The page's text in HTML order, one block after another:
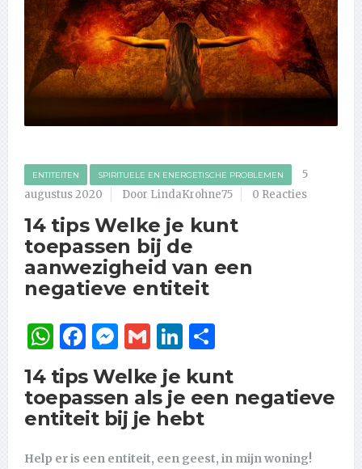
ENTITEITEN SPIRITUELE EN ENERGETISCHE PROBLEMEN
5
augustus 2020
Door LindaKrohne75 0 Reacties
14 tips Welke je kunt
toepassen bij de
aanwezigheid van een
negatieve entiteit
WhatsApp
Facebook
Messenger
GmailLinkedIn
14 tips Welke je kunt
toepassen als je een negatieve
entiteit bij je hebt
Help er is een entiteit, een geest, in mijn woning!